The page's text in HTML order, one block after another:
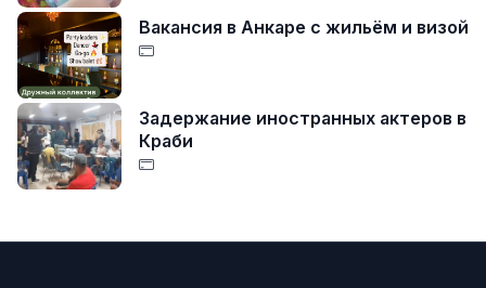
Вакансия в Анкаре с жильём и визой
Задержание иностранных актеров в
Краби